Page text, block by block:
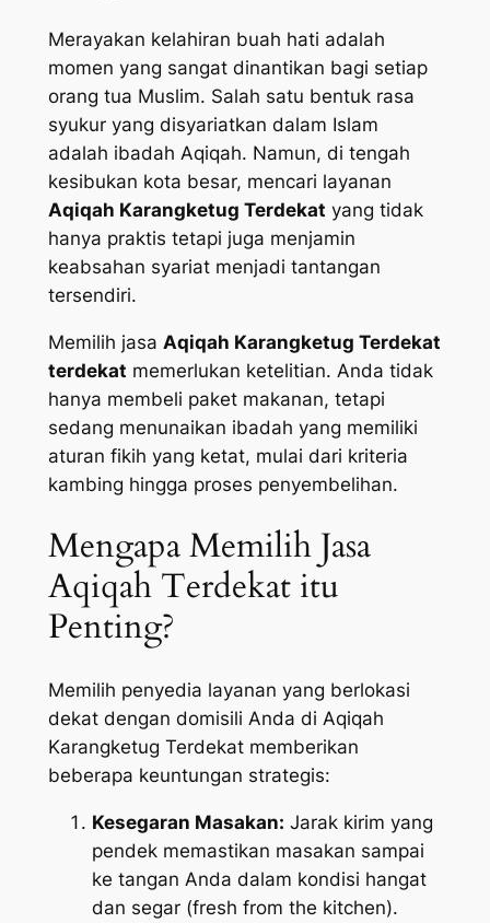
Merayakan kelahiran buah hati adalah
momen yang sangat dinantikan bagi setiap
orang tua Muslim. Salah satu bentuk rasa
syukur yang disyariatkan dalam Islam
adalah ibadah Aqiqah. Namun, di tengah
kesibukan kota besar, mencari layanan
Aqiqah Karangketug Terdekat yang tidak
hanya praktis tetapi juga menjamin
keabsahan syariat menjadi tantangan
tersendiri.
Memilih jasa Aqiqah Karangketug Terdekat
terdekat memerlukan ketelitian. Anda tidak
hanya membeli paket makanan, tetapi
sedang menunaikan ibadah yang memiliki
aturan fikih yang ketat, mulai dari kriteria
kambing hingga proses penyembelihan.
Mengapa Memilih Jasa
Aqiqah Terdekat itu
Penting?
Memilih penyedia layanan yang berlokasi
dekat dengan domisili Anda di Aqiqah
Karangketug Terdekat memberikan
beberapa keuntungan strategis:
Kesegaran Masakan: Jarak kirim yang
pendek memastikan masakan sampai
ke tangan Anda dalam kondisi hangat
dan segar (fresh from the kitchen).